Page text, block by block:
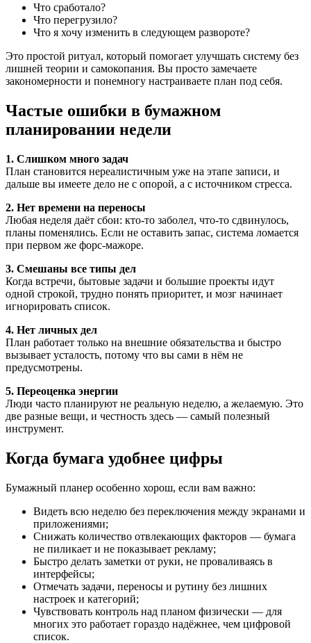
Что сработало?
Что перегрузило?
Что я хочу изменить в следующем развороте?
Это простой ритуал, который помогает улучшать систему без
лишней теории и самокопания. Вы просто замечаете
закономерности и понемногу настраиваете план под себя.
Частые ошибки в бумажном
планировании недели
1. Слишком много задач
План становится нереалистичным уже на этапе записи, и
дальше вы имеете дело не с опорой, а с источником стресса.
2. Нет времени на переносы
Любая неделя даёт сбои: кто-то заболел, что-то сдвинулось,
планы поменялись. Если не оставить запас, система ломается
при первом же форс-мажоре.
3. Смешаны все типы дел
Когда встречи, бытовые задачи и большие проекты идут
одной строкой, трудно понять приоритет, и мозг начинает
игнорировать список.
4. Нет личных дел
План работает только на внешние обязательства и быстро
вызывает усталость, потому что вы сами в нём не
предусмотрены.
5. Переоценка энергии
Люди часто планируют не реальную неделю, а желаемую. Это
две разные вещи, и честность здесь — самый полезный
инструмент.
Когда бумага удобнее цифры
Бумажный планер особенно хорош, если вам важно:
Видеть всю неделю без переключения между экранами и
приложениями;
Снижать количество отвлекающих факторов — бумага
не пиликает и не показывает рекламу;
Быстро делать заметки от руки, не проваливаясь в
интерфейсы;
Отмечать задачи, переносы и рутину без лишних
настроек и категорий;
Чувствовать контроль над планом физически — для
многих это работает гораздо надёжнее, чем цифровой
список.